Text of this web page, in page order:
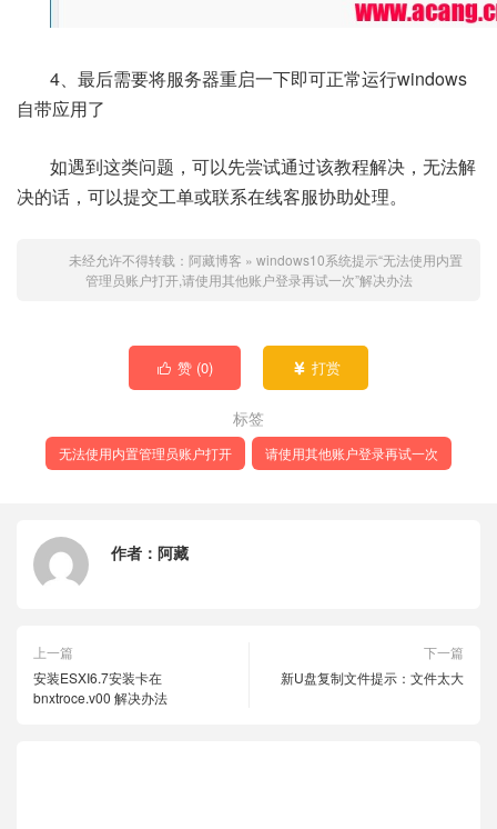
4、最后需要将服务器重启一下即可正常运行windows
自带应用了
如遇到这类问题，可以先尝试通过该教程解决，无法解
决的话，可以提交工单或联系在线客服协助处理。
未经允许不得转载： 阿藏博客 » windows10系统提示“无法使用内置
管理员账户打开,请使用其他账户登录再试一次”解决办法
 赞 (0)  打赏
标签
无法使用内置管理员账户打开 请使用其他账户登录再试一次
作者： 阿藏
上一篇
安装ESXI6.7安装卡在
bnxtroce.v00 解决办法
下一篇
新U盘复制文件提示：文件太大